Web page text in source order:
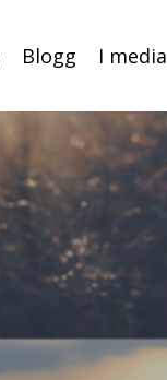
Blogg I media